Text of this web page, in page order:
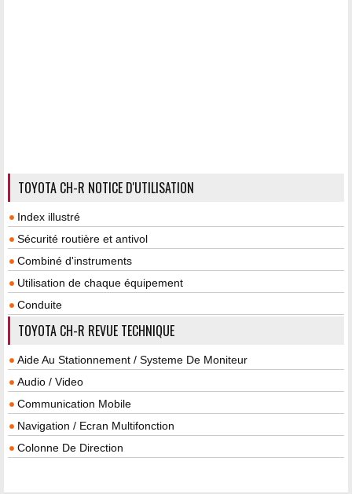
TOYOTA CH-R NOTICE D'UTILISATION
Index illustré
Sécurité routière et antivol
Combiné d'instruments
Utilisation de chaque équipement
Conduite
TOYOTA CH-R REVUE TECHNIQUE
Aide Au Stationnement / Systeme De Moniteur
Audio / Video
Communication Mobile
Navigation / Ecran Multifonction
Colonne De Direction